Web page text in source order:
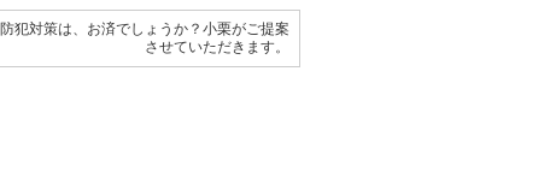
防犯対策は、お済でしょうか？小栗がご提案
させていただきます。